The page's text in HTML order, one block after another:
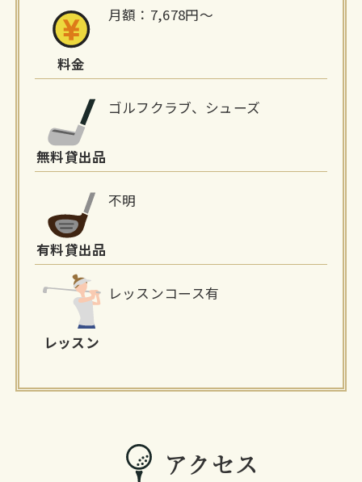
料金
月額：7,678円～
無料貸出品
ゴルフクラブ、シューズ
有料貸出品
不明
レッスン
レッスンコース有
アクセス